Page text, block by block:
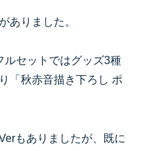
ありました。
ルセットではグッズ3種
「秋赤音描き下ろし ポ
もありましたが、既に